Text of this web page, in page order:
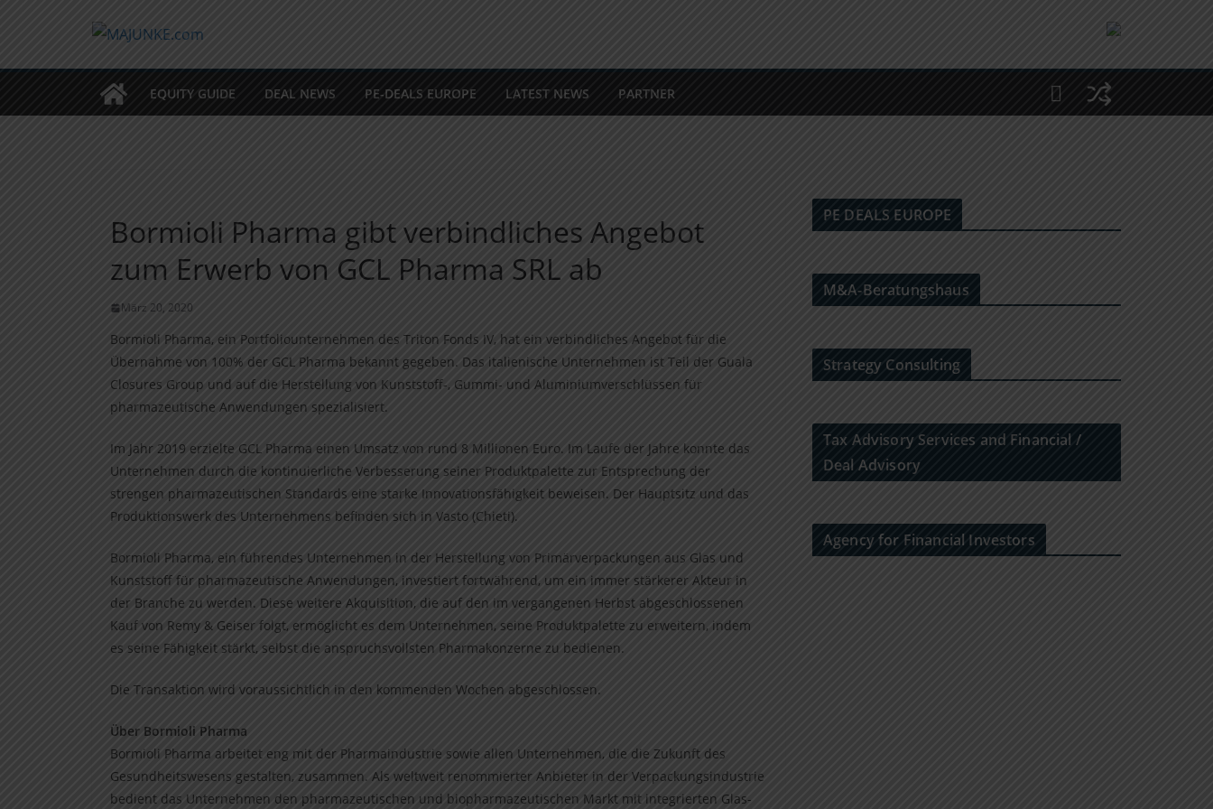
EQUITY GUIDE DEAL NEWS PE-DEALS EUROPE LATEST NEWS PARTNER
Bormioli Pharma gibt verbindliches Angebot
zum Erwerb von GCL Pharma SRL ab
März 20, 2020
Bormioli Pharma, ein Portfoliounternehmen des Triton Fonds IV, hat ein verbindliches Angebot für die
Übernahme von 100% der GCL Pharma bekannt gegeben. Das italienische Unternehmen ist Teil der Guala
Closures Group und auf die Herstellung von Kunststoff-, Gummi- und Aluminiumverschlüssen für
pharmazeutische Anwendungen spezialisiert.
Im Jahr 2019 erzielte GCL Pharma einen Umsatz von rund 8 Millionen Euro. Im Laufe der Jahre konnte das
Unternehmen durch die kontinuierliche Verbesserung seiner Produktpalette zur Entsprechung der
strengen pharmazeutischen Standards eine starke Innovationsfähigkeit beweisen. Der Hauptsitz und das
Produktionswerk des Unternehmens befinden sich in Vasto (Chieti).
Bormioli Pharma, ein führendes Unternehmen in der Herstellung von Primärverpackungen aus Glas und
Kunststoff für pharmazeutische Anwendungen, investiert fortwährend, um ein immer stärkerer Akteur in
der Branche zu werden. Diese weitere Akquisition, die auf den im vergangenen Herbst abgeschlossenen
Kauf von Remy & Geiser folgt, ermöglicht es dem Unternehmen, seine Produktpalette zu erweitern, indem
es seine Fähigkeit stärkt, selbst die anspruchsvollsten Pharmakonzerne zu bedienen.
Die Transaktion wird voraussichtlich in den kommenden Wochen abgeschlossen.
Über Bormioli Pharma
Bormioli Pharma arbeitet eng mit der Pharmaindustrie sowie allen Unternehmen, die die Zukunft des
Gesundheitswesens gestalten, zusammen. Als weltweit renommierter Anbieter in der Verpackungsindustrie
bedient das Unternehmen den pharmazeutischen und biopharmazeutischen Markt mit integrierten Glas-
PE DEALS EUROPE
M&A-Beratungshaus
Strategy Consulting
Tax Advisory Services and Financial /
Deal Advisory
Agency for Financial Investors